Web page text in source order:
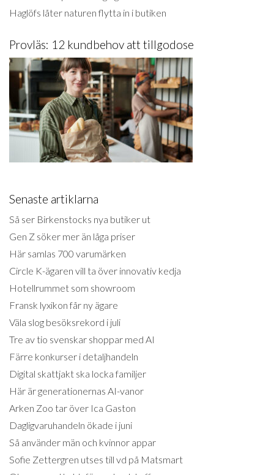
Haglöfs låter naturen flytta in i butiken
Provläs: 12 kundbehov att tillgodose
Senaste artiklarna
Så ser Birkenstocks nya butiker ut
Gen Z söker mer än låga priser
Här samlas 700 varumärken
Circle K-ägaren vill ta över innovativ kedja
Hotellrummet som showroom
Fransk lyxikon får ny ägare
Väla slog besöksrekord i juli
Tre av tio svenskar shoppar med AI
Färre konkurser i detaljhandeln
Digital skattjakt ska locka familjer
Här är generationernas AI-vanor
Arken Zoo tar över Ica Gaston
Dagligvaruhandeln ökade i juni
Så använder män och kvinnor appar
Sofie Zettergren utses till vd på Matsmart